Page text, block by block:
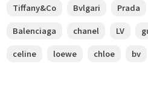
Tiffany&Co Bvlgari Prada
Balenciaga
chanel LV
celine
loewe chloe bv